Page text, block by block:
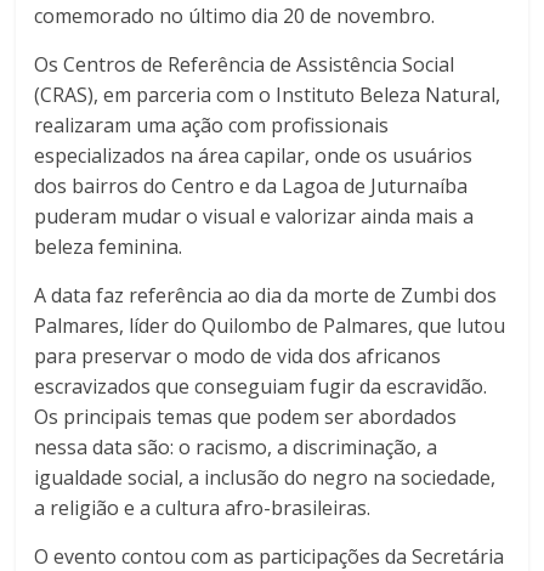
comemorado no último dia 20 de novembro.
Os Centros de Referência de Assistência Social
(CRAS), em parceria com o Instituto Beleza Natural,
realizaram uma ação com profissionais
especializados na área capilar, onde os usuários
dos bairros do Centro e da Lagoa de Juturnaíba
puderam mudar o visual e valorizar ainda mais a
beleza feminina.
A data faz referência ao dia da morte de Zumbi dos
Palmares, líder do Quilombo de Palmares, que lutou
para preservar o modo de vida dos africanos
escravizados que conseguiam fugir da escravidão.
Os principais temas que podem ser abordados
nessa data são: o racismo, a discriminação, a
igualdade social, a inclusão do negro na sociedade,
a religião e a cultura afro-brasileiras.
O evento contou com as participações da Secretária